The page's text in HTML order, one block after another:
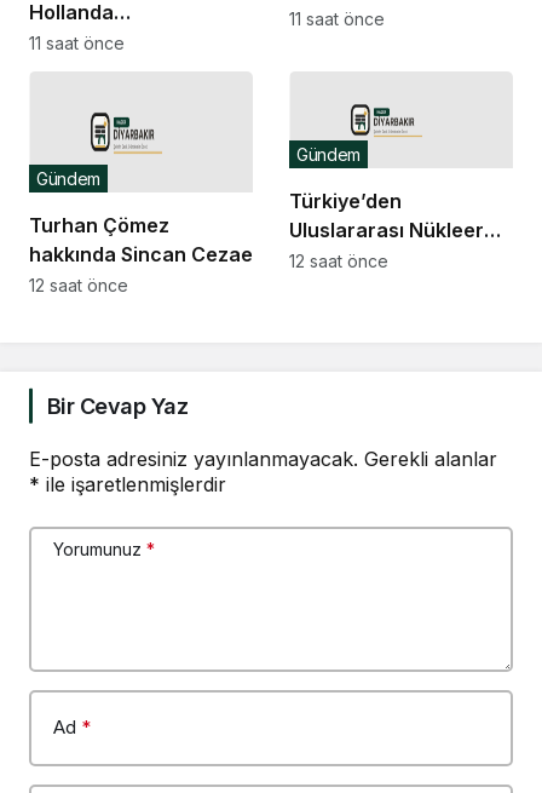
Hollanda
büyükelçilikleri ile BM
Cenevre Ofisi Daimi
11 saat önce
Resmi Gazete’de
11 saat önce
Turhan Çömez
hakkında Sincan Cezaevi’nde
isyan çıktığı yönündeki
Gündem
12 saat önce
Türkiye’den
Uluslararası Nükleer
Bilim Olimpiyatı’nda 1
Gündem
12 saat önce
Bir Cevap Yaz
E-posta adresiniz yayınlanmayacak. Gerekli alanlar
* ile işaretlenmişlerdir
Yorumunuz *
Ad *